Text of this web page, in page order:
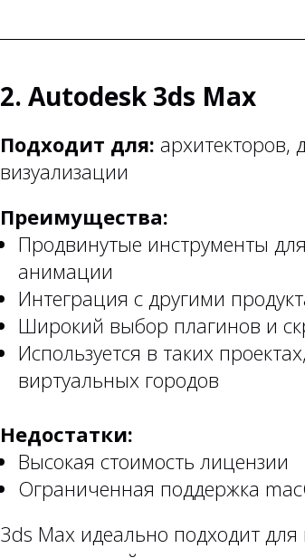
2. Autodesk 3ds Max
Подходит для: архитекторов,
визуализации
Преимущества:
Продвинутые инструменты
анимации
Интеграция с другими
Широкий выбор плагинов и
Используется в таких
виртуальных городов
Недостатки:
Высокая стоимость лицензии
Ограниченная поддержка
3ds Max идеально подходит